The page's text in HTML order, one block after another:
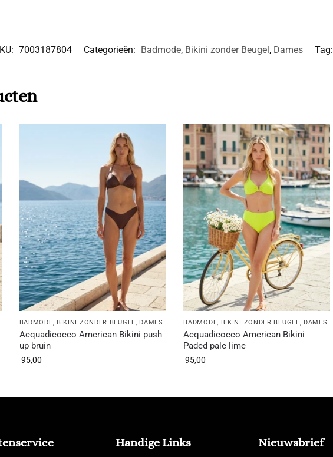
7003187804 Categorieën: Badmode, Bikini zonder Beugel, Dames Tag:
BADMODE, BIKINI ZONDER BEUGEL, DAMES
Acquadicocco American Bikini push
up bruin
95,00
BADMODE, BIKINI ZONDER BEUGEL, DAMES
Acquadicocco American Bikini
Paded pale lime
95,00
Handige Links Nieuwsbrief